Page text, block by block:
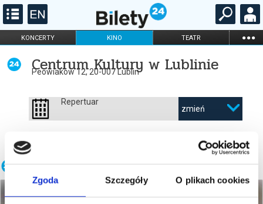
Zgoda Szczegóły O plikach cookies
KONCERTY KINO TEATR ...
STAND-UP
DLA DZIECI
ONLINE
Centrum Kultury w Lublinie
Peowiaków 12, 20-007 Lublin
Repertuar
zmień
Wydarzenia w wybranym obiekcie